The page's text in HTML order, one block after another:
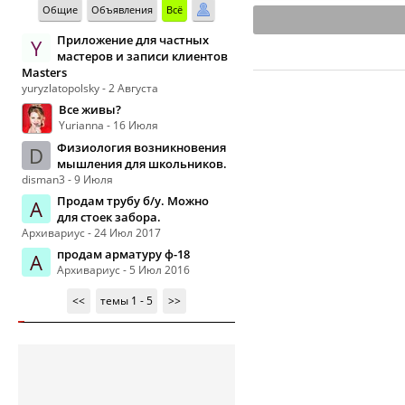
Общие Объявления Всё
Y
Приложение для частных
мастеров и записи клиентов
Masters
yuryzlatopolsky - 2 Августа
Все живы?
Yurianna - 16 Июля
D
Физиология возникновения
мышления для школьников.
disman3 - 9 Июля
А
Продам трубу б/у. Можно
для стоек забора.
Архивариус - 24 Июл 2017
А продам арматуру ф-18
Архивариус - 5 Июл 2016
<<
темы 1 - 5 >>